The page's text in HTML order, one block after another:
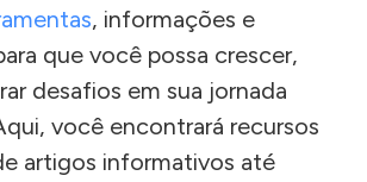
, informações e
que você possa crescer,
desafios em sua jornada
você encontrará recursos
artigos informativos até